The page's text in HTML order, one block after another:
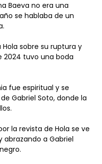
Baeva no era una
se hablaba de un
sobre su ruptura y
2024 tuvo una boda
fue espiritual y se
Gabriel Soto, donde la
la revista de Hola se ve
abrazando a Gabriel